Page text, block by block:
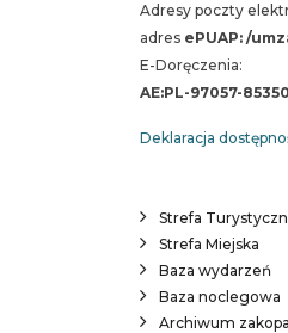
Adresy poczty
adres ePUAP: /
E-Doręczenia:
AE:PL-97057-
Deklaracja
Strefa
Strefa Miejska
Baza wydarzeń
Baza noclegowa
Archiwum